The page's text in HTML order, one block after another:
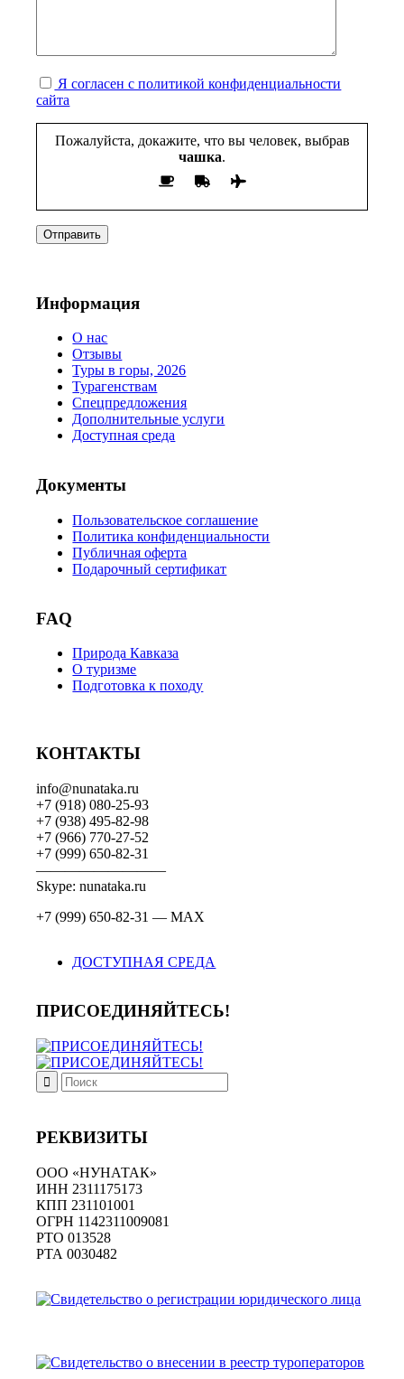
Я согласен с политикой конфиденциальности
сайта
Пожалуйста, докажите, что вы человек, выбрав
чашка.
Информация
О нас
Отзывы
Туры в горы, 2026
Турагенствам
Спецпредложения
Дополнительные услуги
Доступная среда
Документы
Пользовательское соглашение
Политика конфиденциальности
Публичная оферта
Подарочный сертификат
FAQ
Природа Кавказа
О туризме
Подготовка к походу
КОНТАКТЫ
info@nunataka.ru
+7 (918) 080-25-93
+7 (938) 495-82-98
+7 (966) 770-27-52
+7 (999) 650-82-31
—————————
Skype: nunataka.ru
+7 (999) 650-82-31 — MAX
ДОСТУПНАЯ СРЕДА
ПРИСОЕДИНЯЙТЕСЬ!
РЕКВИЗИТЫ
ООО «НУНАТАК»
ИНН 2311175173
КПП 231101001
ОГРН 1142311009081
PTO 013528
РТА 0030482